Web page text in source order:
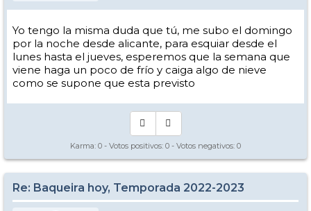
Yo tengo la misma duda que tú, me subo el domingo
por la noche desde alicante, para esquiar desde el
lunes hasta el jueves, esperemos que la semana que
viene haga un poco de frío y caiga algo de nieve
como se supone que esta previsto
Karma: 0 - Votos positivos: 0 - Votos negativos: 0
Re: Baqueira hoy, Temporada 2022-2023